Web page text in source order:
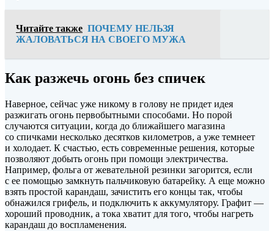
Читайте также ПОЧЕМУ НЕЛЬЗЯ
ЖАЛОВАТЬСЯ НА СВОЕГО МУЖА
Как разжечь огонь без спичек
Наверное, сейчас уже никому в голову не придет идея
разжигать огонь первобытными способами. Но порой
случаются ситуации, когда до ближайшего магазина
со спичками несколько десятков километров, а уже темнеет
и холодает. К счастью, есть современные решения, которые
позволяют добыть огонь при помощи электричества.
Например, фольга от жевательной резинки загорится, если
с ее помощью замкнуть пальчиковую батарейку. А еще можно
взять простой карандаш, зачистить его концы так, чтобы
обнажился грифель, и подключить к аккумулятору. Графит —
хороший проводник, а тока хватит для того, чтобы нагреть
карандаш до воспламенения.